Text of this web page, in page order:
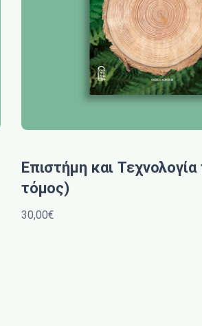
Επιστήμη και
τόμος)
30,00€